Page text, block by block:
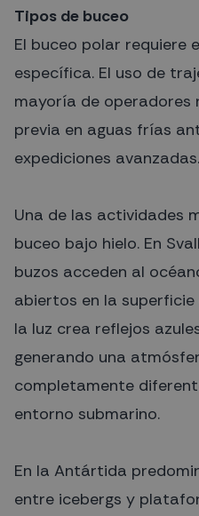
Tipos de buceo
El buceo polar requiere
específica. El uso de
mayoría de operadores
previa en aguas frías
expediciones avanzadas.
Una de las actividades
buceo bajo hielo. En
buzos acceden al
abiertos en la superficie
la luz crea reflejos
generando una
completamente
entorno submarino.
En la Antártida
entre icebergs y